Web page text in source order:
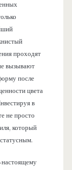
проходят
вызывают
после
цвета
в
не просто
который